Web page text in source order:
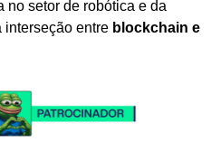
no setor de robótica e da
interseção entre blockchain e